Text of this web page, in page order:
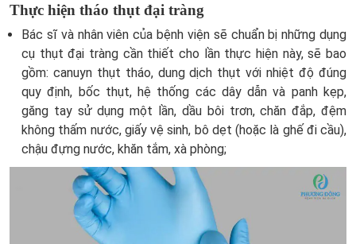
Thực hiện tháo thụt đại tràng
Bác sĩ và nhân viên của bệnh viện sẽ chuẩn bị những dụng
cụ thụt đại tràng cần thiết cho lần thực hiện này, sẽ bao
gồm: canuyn thụt tháo, dung dịch thụt với nhiệt độ đúng
quy định, bốc thụt, hệ thống các dây dẫn và panh kẹp,
găng tay sử dụng một lần, dầu bôi trơn, chăn đắp, đệm
không thấm nước, giấy vệ sinh, bô dẹt (hoặc là ghế đi cầu),
chậu đựng nước, khăn tắm, xà phòng;